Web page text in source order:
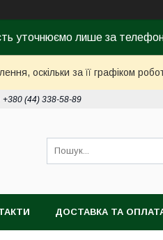
уточнюємо лише за
оскільки за її графіком
+380 (44) 338-58-89
ДОСТАВКА ТА